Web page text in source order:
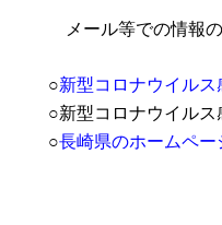
メール等での情報
○新型コロナウイルス
○新型コロナウイル
○長崎県のホームペー